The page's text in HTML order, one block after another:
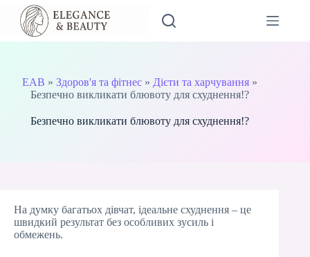
Перейти
вмісту
EAB » Здоров'я та фітнес» Дієти та харчування»
Безпечно викликати блювоту для схуднення!?
Безпечно викликати блювоту для схуднення!?
На думку багатьох дівчат, ідеальне схуднення – це
швидкий результат без особливих зусиль і
обмежень.